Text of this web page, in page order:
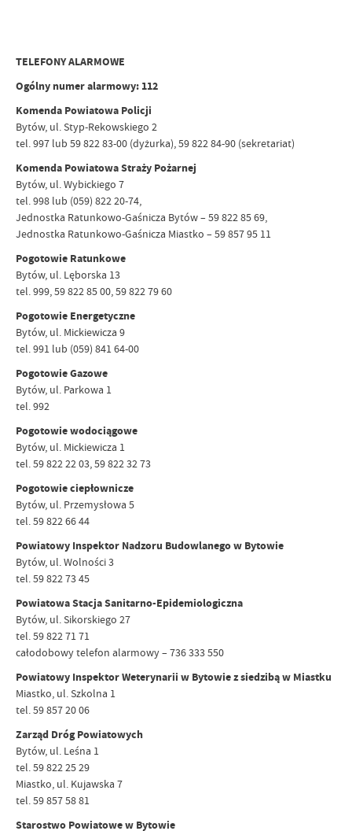
TELEFONY ALARMOWE
Ogólny numer alarmowy: 112
Komenda Powiatowa Policji
Bytów, ul. Styp-Rekowskiego 2
tel. 997 lub 59 822 83-00 (dyżurka), 59 822 84-90 (sekretariat)
Komenda Powiatowa Straży Pożarnej
Bytów, ul. Wybickiego 7
tel. 998 lub (059) 822 20-74,
Jednostka Ratunkowo-Gaśnicza Bytów – 59 822 85 69,
Jednostka Ratunkowo-Gaśnicza Miastko – 59 857 95 11
Pogotowie Ratunkowe
Bytów, ul. Lęborska 13
tel. 999, 59 822 85 00, 59 822 79 60
Pogotowie Energetyczne
Bytów, ul. Mickiewicza 9
tel. 991 lub (059) 841 64-00
Pogotowie Gazowe
Bytów, ul. Parkowa 1
tel. 992
Pogotowie wodociągowe
Bytów, ul. Mickiewicza 1
tel. 59 822 22 03, 59 822 32 73
Pogotowie ciepłownicze
Bytów, ul. Przemysłowa 5
tel. 59 822 66 44
Powiatowy Inspektor Nadzoru Budowlanego w Bytowie
Bytów, ul. Wolności 3
tel. 59 822 73 45
Powiatowa Stacja Sanitarno-Epidemiologiczna
Bytów, ul. Sikorskiego 27
tel. 59 822 71 71
całodobowy telefon alarmowy – 736 333 550
Powiatowy Inspektor Weterynarii w Bytowie z siedzibą w Miastku
Miastko, ul. Szkolna 1
tel. 59 857 20 06
Zarząd Dróg Powiatowych
Bytów, ul. Leśna 1
tel. 59 822 25 29
Miastko, ul. Kujawska 7
tel. 59 857 58 81
Starostwo Powiatowe w Bytowie